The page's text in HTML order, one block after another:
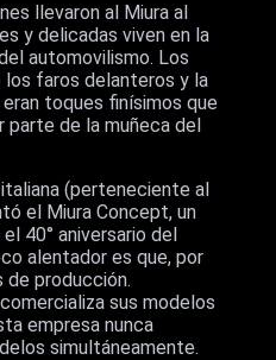
llevaron al Miura al
y delicadas viven en la
automovilismo. Los
faros delanteros y la
toques finísimos que
parte de la muñeca del
(perteneciente al
el Miura Concept, un
40° aniversario del
alentador es que, por
de producción.
sus modelos
empresa nunca
simultáneamente.